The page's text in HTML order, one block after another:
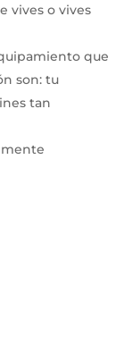
vives o vives
que
son: tu
tan
mente